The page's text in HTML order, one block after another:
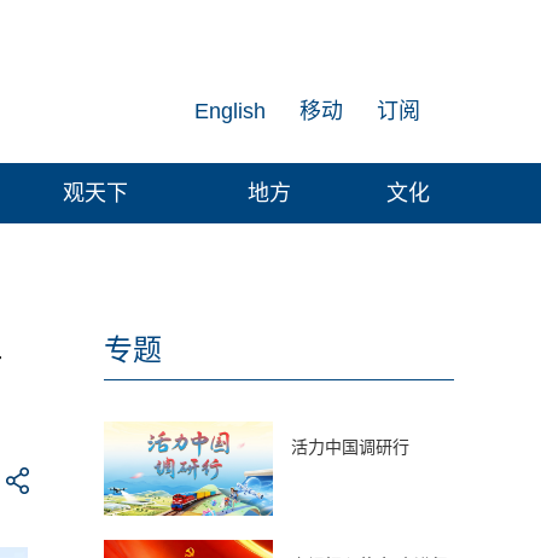
订阅
移动
English
观天下 地方 文化
专题
活力中国调研行